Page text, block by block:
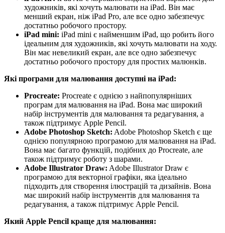
художників, які хочуть малювати на iPad. Він має
менший екран, ніж iPad Pro, але все одно забезпечує
достатньо робочого простору.
iPad mini: iPad mini є найменшим iPad, що робить його
ідеальним для художників, які хочуть малювати на ходу.
Він має невеликий екран, але все одно забезпечує
достатньо робочого простору для простих малюнків.
Які програми для малювання доступні на iPad:
Procreate: Procreate є однією з найпопулярніших
програм для малювання на iPad. Вона має широкий
набір інструментів для малювання та редагування, а
також підтримує Apple Pencil.
Adobe Photoshop Sketch: Adobe Photoshop Sketch є ще
однією популярною програмою для малювання на iPad.
Вона має багато функцій, подібних до Procreate, але
також підтримує роботу з шарами.
Adobe Illustrator Draw: Adobe Illustrator Draw є
програмою для векторної графіки, яка ідеально
підходить для створення ілюстрацій та дизайнів. Вона
має широкий набір інструментів для малювання та
редагування, а також підтримує Apple Pencil.
Який Apple Pencil краще для малювання: